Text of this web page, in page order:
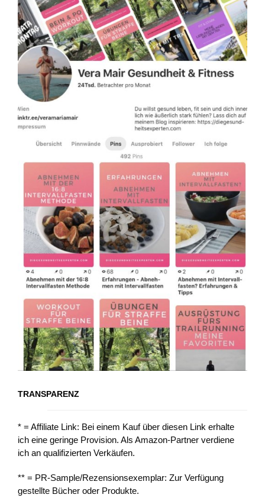
TRANSPARENZ
* = Affiliate Link: Bei einem Kauf über diesen Link erhalte
ich eine geringe Provision. Als Amazon-Partner verdiene
ich an qualifizierten Verkäufen.
** = PR-Sample/Rezensionsexemplar: Zur Verfügung
gestellte Bücher oder Produkte.